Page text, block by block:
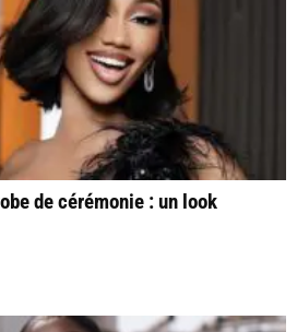
de cérémonie : un look